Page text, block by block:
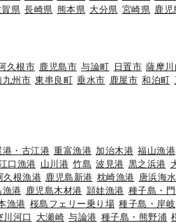
賀県 長崎県 熊本県 大分県 宮崎県 鹿児
久根市 鹿児島市 与論町 日置市 薩摩川
九州市 東串良町 垂水市 鹿屋市 和泊町
港・古江港 重富漁港 加治木港 福山漁港
口漁港 山川港 竹島 波見港 黒之浜港
久根漁港 鹿児島新港 枕崎漁港 唐浜海
漁港 鹿児島木材港 頴娃漁港 種子島・
漁港 桜島フェリー乗り場 種子島・岸岐
川河口 大瀬崎 与論港 種子島・熊野浦